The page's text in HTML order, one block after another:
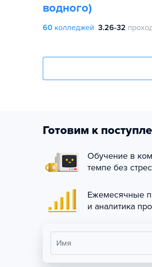
водного)
60 колледжей 3.26-32
Готовим к
Обучение в
темпе без
Ежемесячные
и аналитика
Имя